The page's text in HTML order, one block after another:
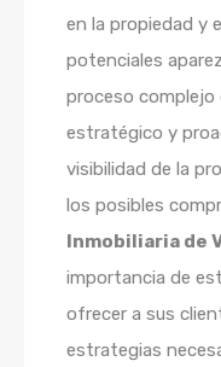
en la propiedad y
potenciales
proceso complejo
estratégico y
visibilidad de la
los posibles
Inmobiliaria de
importancia de
ofrecer a sus
estrategias